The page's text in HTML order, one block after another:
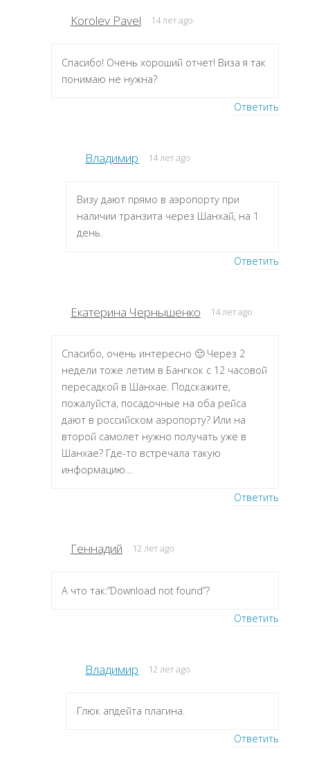
Korolev Pavel 14 лет ago
Спасибо! Очень хороший отчет! Виза я так
понимаю не нужна?
Ответить
Владимир 14 лет ago
Визу дают прямо в аэропорту при
наличии транзита через Шанхай, на 1
день.
Ответить
Екатерина Чернышенко 14 лет ago
Спасибо, очень интересно 🙂 Через 2
недели тоже летим в Бангкок с 12 часовой
пересадкой в Шанхае. Подскажите,
пожалуйста, посадочные на оба рейса
дают в российском аэропорту? Или на
второй самолет нужно получать уже в
Шанхае? Где-то встречала такую
информацию…
Ответить
Геннадий 12 лет ago
А что так:”Download not found”?
Ответить
Владимир 12 лет ago
Глюк апдейта плагина.
Ответить